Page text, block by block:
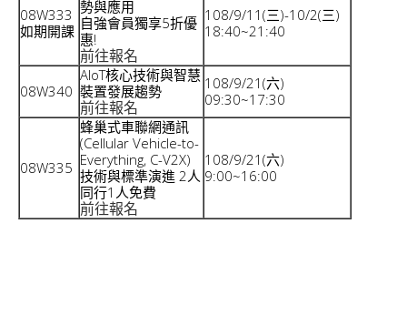
08W333
如期開課
勢與應用
自強會員獨享5折優
惠!
前往報名
108/9/11(三)-10/2(三)
18:40~21:40
08W340
AIoT核心技術與智慧
裝置發展趨勢
前往報名
108/9/21(六)
09:30~17:30
08W335
蜂巢式車聯網通訊
(Cellular Vehicle-to-
Everything, C-V2X)
技術與標準演進 2人
同行1人免費
前往報名
108/9/21(六)
9:00~16:00